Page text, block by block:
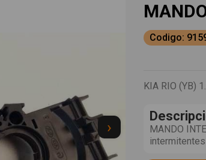
›
Codigo:
KIA RIO (YB)
MANDO